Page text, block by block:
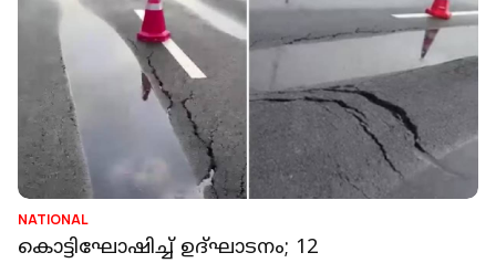
NATIONAL
കൊട്ടിഘോഷിച്ച് ഉദ്ഘാടനം; 12